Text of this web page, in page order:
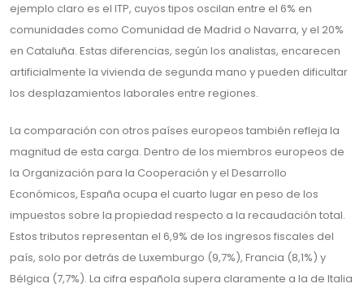
ejemplo claro es el ITP, cuyos tipos oscilan entre el 6% en
comunidades como Comunidad de Madrid o Navarra, y el 20%
en Cataluña. Estas diferencias, según los analistas, encarecen
artificialmente la vivienda de segunda mano y pueden dificultar
los desplazamientos laborales entre regiones.
La comparación con otros países europeos también refleja la
magnitud de esta carga. Dentro de los miembros europeos de
la Organización para la Cooperación y el Desarrollo
Económicos, España ocupa el cuarto lugar en peso de los
impuestos sobre la propiedad respecto a la recaudación total.
Estos tributos representan el 6,9% de los ingresos fiscales del
país, solo por detrás de Luxemburgo (9,7%), Francia (8,1%) y
Bélgica (7,7%). La cifra española supera claramente a la de Italia